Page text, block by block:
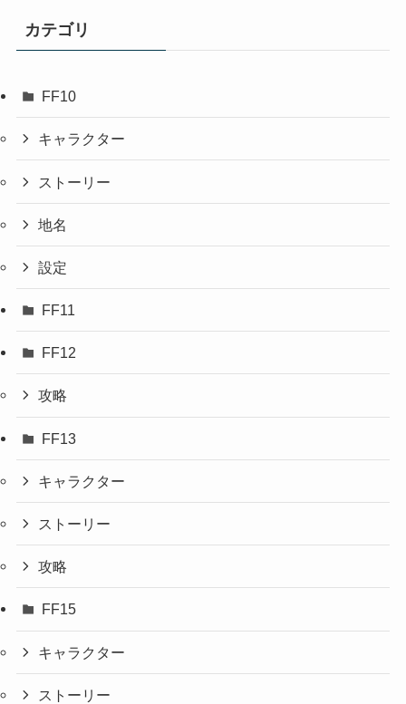
カテゴリ
FF10
キャラクター
ストーリー
地名
設定
FF11
FF12
攻略
FF13
キャラクター
ストーリー
攻略
FF15
キャラクター
ストーリー